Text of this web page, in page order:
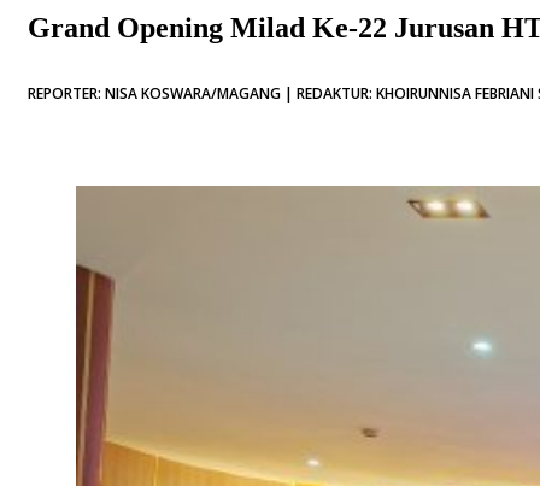
Grand Opening Milad Ke-22 Jurusan
REPORTER: NISA KOSWARA/MAGANG | REDAKTUR: KHOIRUNNISA